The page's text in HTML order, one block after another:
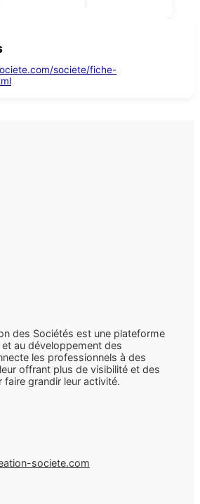
societe/fiche-
des Sociétés est une plateforme
au développement des
les professionnels à des
offrant plus de visibilité et des
grandir leur activité.
societe.com